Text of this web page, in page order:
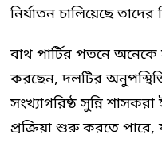
নির্যাতন চালিয়েছে তাদের
বাথ পার্টির পতনে
করছেন, দলটির
সংখ্যাগরিষ্ঠ সুন্নি
প্রক্রিয়া শুরু করতে পারে,